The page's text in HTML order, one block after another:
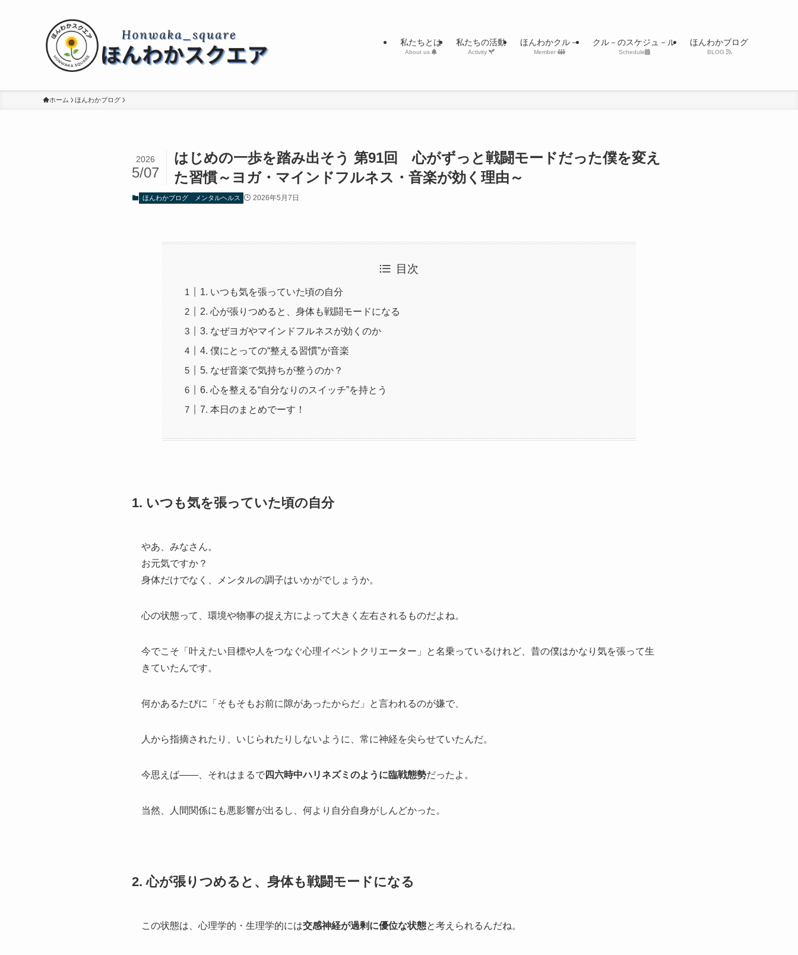
私たちとは
About us
私たちの活動
Activity
ほんわかクル－
Member
クル－のスケジュ－ル
Schedule
ほんわかブログ
BLOG
ホーム ほんわかブログ
はじめの一歩を踏み出そう 第91回 心がずっと戦闘モードだった僕を変え
た習慣～ヨガ・マインドフルネス・音楽が効く理由～
2026
5/07
ほんわかブログ メンタルヘルス 2026年5月7日
目次
1. いつも気を張っていた頃の自分
2. 心が張りつめると、身体も戦闘モードになる
3. なぜヨガやマインドフルネスが効くのか
4. 僕にとっての“整える習慣”が音楽
5. なぜ音楽で気持ちが整うのか？
6. 心を整える“自分なりのスイッチ”を持とう
7. 本日のまとめでーす！
1. いつも気を張っていた頃の自分
やあ、みなさん。
お元気ですか？
身体だけでなく、メンタルの調子はいかがでしょうか。
心の状態って、環境や物事の捉え方によって大きく左右されるものだよね。
今でこそ「叶えたい目標や人をつなぐ心理イベントクリエーター」と名乗っているけれど、昔の僕はかなり気を張って生
きていたんです。
何かあるたびに「そもそもお前に隙があったからだ」と言われるのが嫌で、
人から指摘されたり、いじられたりしないように、常に神経を尖らせていたんだ。
今思えば——、それはまるで四六時中ハリネズミのように臨戦態勢だったよ。
当然、人間関係にも悪影響が出るし、何より自分自身がしんどかった。
2. 心が張りつめると、身体も戦闘モードになる
この状態は、心理学的・生理学的には交感神経が過剰に優位な状態と考えられるんだね。